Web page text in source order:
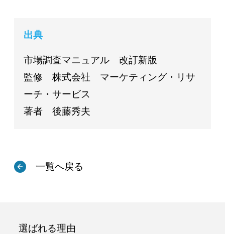
出典
市場調査マニュアル 改訂新版
監修 株式会社 マーケティング・リサ
ーチ・サービス
著者 後藤秀夫
一覧へ戻る
選ばれる理由